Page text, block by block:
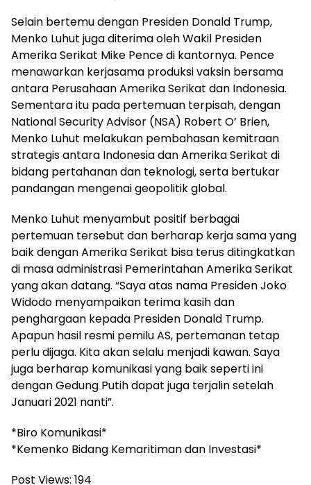
Selain bertemu dengan Presiden Donald Trump,
Menko Luhut juga diterima oleh Wakil Presiden
Amerika Serikat Mike Pence di kantornya. Pence
menawarkan kerjasama produksi vaksin bersama
antara Perusahaan Amerika Serikat dan Indonesia.
Sementara itu pada pertemuan terpisah, dengan
National Security Advisor (NSA) Robert O’ Brien,
Menko Luhut melakukan pembahasan kemitraan
strategis antara Indonesia dan Amerika Serikat di
bidang pertahanan dan teknologi, serta bertukar
pandangan mengenai geopolitik global.
Menko Luhut menyambut positif berbagai
pertemuan tersebut dan berharap kerja sama yang
baik dengan Amerika Serikat bisa terus ditingkatkan
di masa administrasi Pemerintahan Amerika Serikat
yang akan datang. “Saya atas nama Presiden Joko
Widodo menyampaikan terima kasih dan
penghargaan kepada Presiden Donald Trump.
Apapun hasil resmi pemilu AS, pertemanan tetap
perlu dijaga. Kita akan selalu menjadi kawan. Saya
juga berharap komunikasi yang baik seperti ini
dengan Gedung Putih dapat juga terjalin setelah
Januari 2021 nanti”.
*Biro Komunikasi*
*Kemenko Bidang Kemaritiman dan Investasi*
Post Views: 194